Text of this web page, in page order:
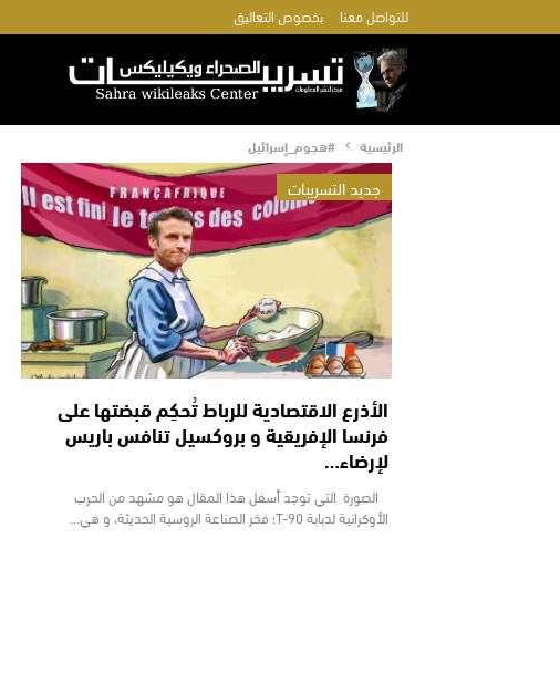
للتواصل معنا بخصوص التعاليق
الرئيسية #هجوم_إسرائيل
جديد التسريبات
الأذرع الاقتصادية للرباط تُحكِم قبضتها على
فرنسا الإفريقية و بروكسيل تنافس باريس
لإرضاء…
الصورة التي توجد أسفل هذا المقال هو مشهد من الحرب
الأوكرانية لدبابة T-90؛ فخر الصناعة الروسية الحديثة، و هي…